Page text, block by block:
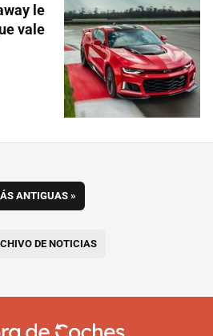
le
vale
ANTIGUAS »
DE NOTICIAS